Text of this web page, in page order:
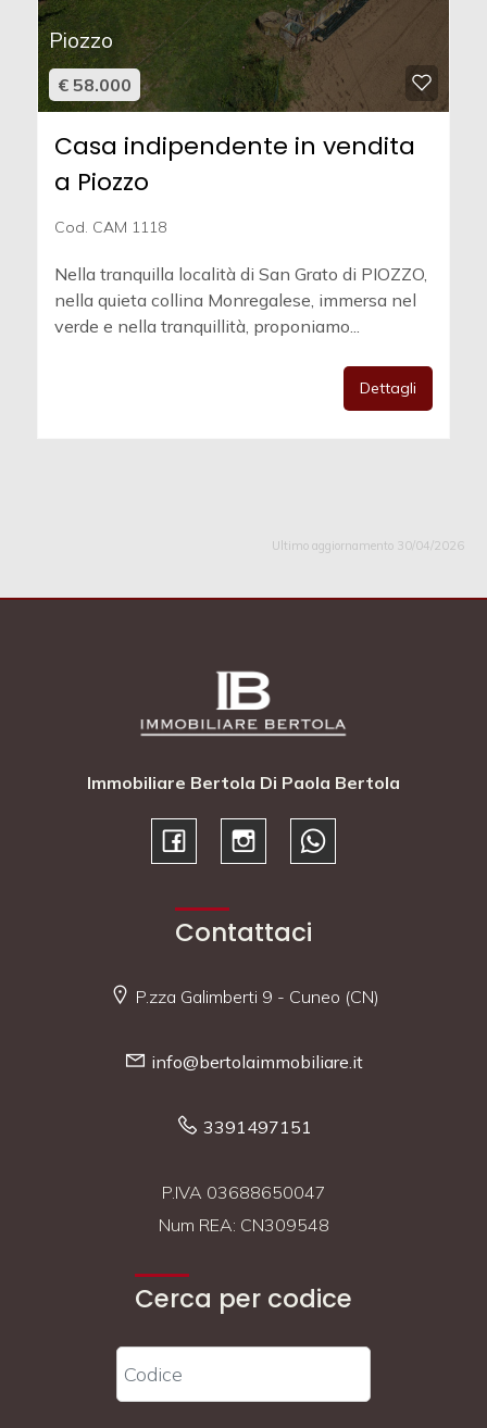
Piozzo
€ 58.000
Casa indipendente in vendita
a Piozzo
Cod. CAM 1118
Nella tranquilla località di San Grato di PIOZZO,
nella quieta collina Monregalese, immersa nel
verde e nella tranquillità, proponiamo...
Dettagli
Ultimo aggiornamento 30/04/2026
Immobiliare Bertola Di Paola Bertola
Contattaci
P.zza Galimberti 9 - Cuneo (CN)
info@bertolaimmobiliare.it
3391497151
P.IVA 03688650047
Num REA: CN309548
Cerca per codice